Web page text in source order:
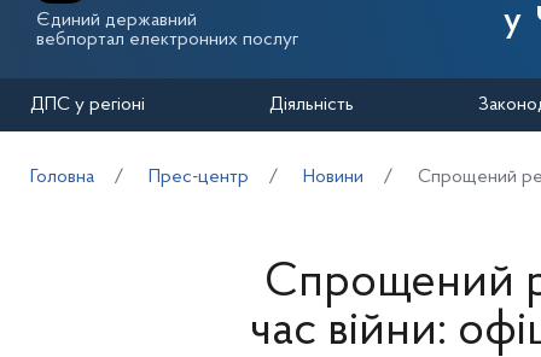
Єдиний державний
вебпортал електронних послуг
у
ДПС у регіоні Діяльність
Головна Прес-центр Новини Спрощений
Спрощений
час війни: